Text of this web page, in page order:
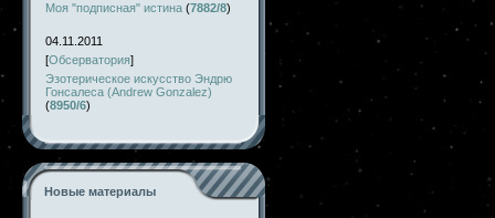
Моя "подписная" истина (7882/8)
04.11.2011
[Обсерватория]
Эзотерическое искусство Эндрю
Гонсалеса (Andrew Gonzalez)
(8950/6)
Новые материалы